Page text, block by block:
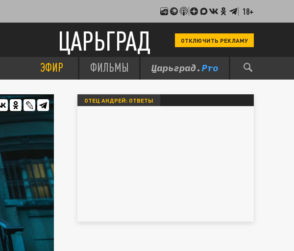
18+
ЦАРЬГРАД ОТКЛЮЧИТЬ РЕКЛАМУ
ЭФИР ФИЛЬМЫ
ОТЕЦ АНДРЕЙ: ОТВЕТЫ